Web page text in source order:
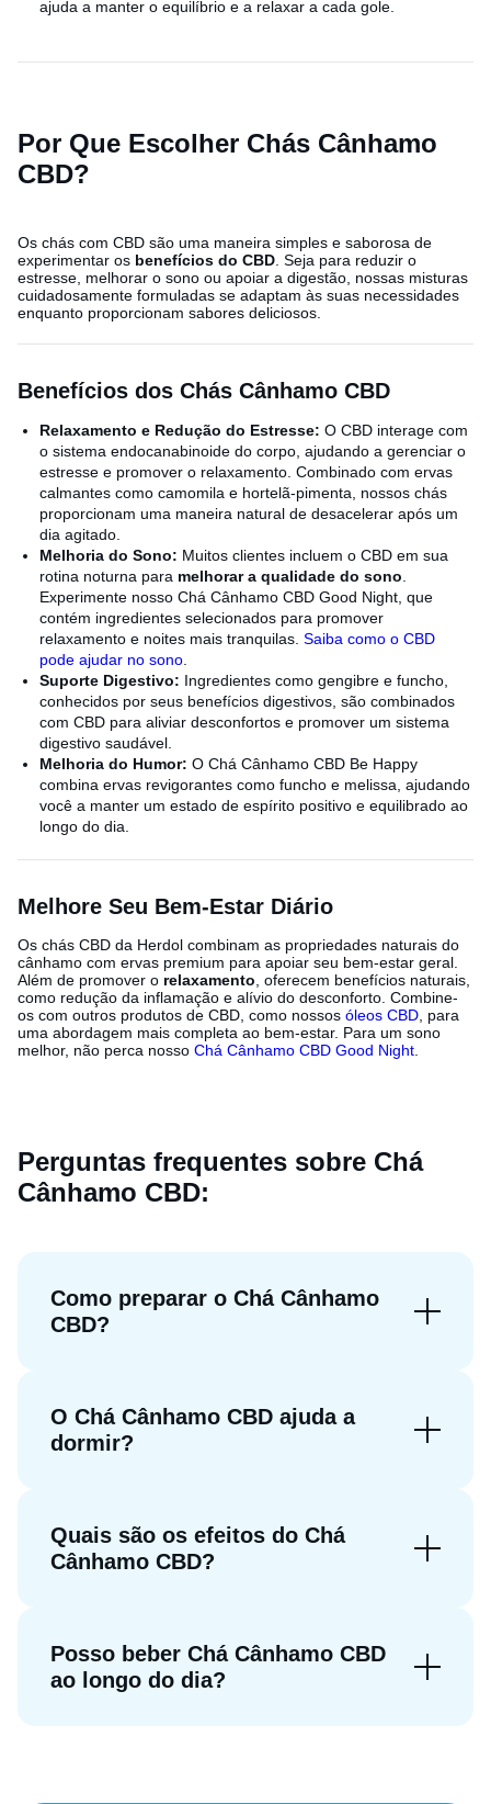
ajuda a manter o equilíbrio e a relaxar a cada gole.
Por Que Escolher Chás Cânhamo
CBD?
Os chás com CBD são uma maneira simples e saborosa de
experimentar os benefícios do CBD . Seja para reduzir o
estresse, melhorar o sono ou apoiar a digestão, nossas misturas
cuidadosamente formuladas se adaptam às suas necessidades
enquanto proporcionam sabores deliciosos.
Benefícios dos Chás Cânhamo CBD
Relaxamento e Redução do Estresse: O CBD interage com
o sistema endocanabinoide do corpo, ajudando a gerenciar o
estresse e promover o relaxamento. Combinado com ervas
calmantes como camomila e hortelã-pimenta, nossos chás
proporcionam uma maneira natural de desacelerar após um
dia agitado.
Melhoria do Sono: Muitos clientes incluem o CBD em sua
rotina noturna para melhorar a qualidade do sono
Experimente nosso Chá Cânhamo CBD Good Night, que
contém ingredientes selecionados para promover
relaxamento e noites mais tranquilas. Saiba como o CBD
pode ajudar no sono
Suporte Digestivo: Ingredientes como gengibre e funcho,
conhecidos por seus benefícios digestivos, são combinados
com CBD para aliviar desconfortos e promover um sistema
digestivo saudável.
Melhoria do Humor: O Chá Cânhamo CBD Be Happy
combina ervas revigorantes como funcho e melissa, ajudando
você a manter um estado de espírito positivo e equilibrado ao
longo do dia.
Melhore Seu Bem-Estar Diário
Os chás CBD da Herdol combinam as propriedades naturais do
cânhamo com ervas premium para apoiar seu bem-estar geral.
Além de promover o relaxamento , oferecem benefícios naturais,
como redução da inflamação e alívio do desconforto. Combine-
os com outros produtos de CBD, como nossos óleos CBD , para
uma abordagem mais completa ao bem-estar. Para um sono
melhor, não perca nosso Chá Cânhamo CBD Good Night
Perguntas frequentes sobre Chá
Cânhamo CBD:
Como preparar o Chá Cânhamo
CBD?
O Chá Cânhamo CBD ajuda a
dormir?
Quais são os efeitos do Chá
Cânhamo CBD?
Posso beber Chá Cânhamo CBD
ao longo do dia?